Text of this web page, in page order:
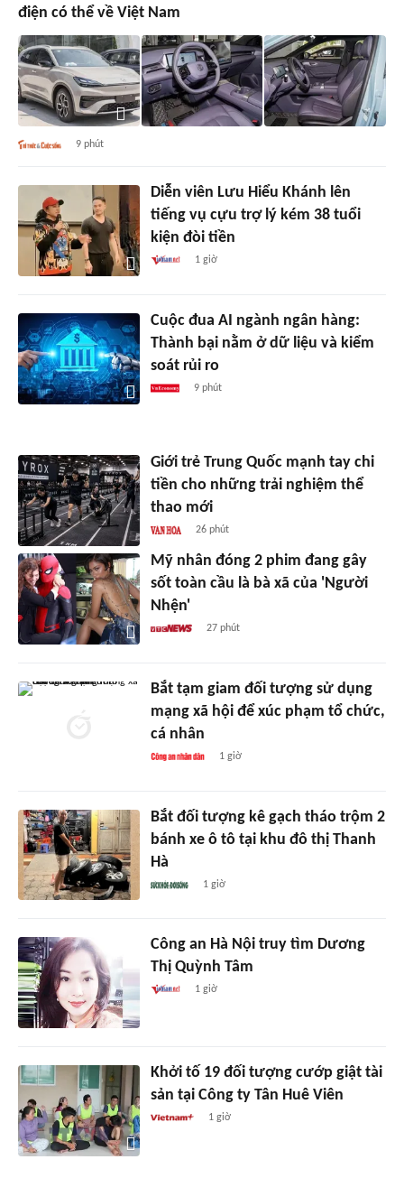
điện có thể về Việt Nam
9 phút
Diễn viên Lưu Hiểu Khánh lên
tiếng vụ cựu trợ lý kém 38 tuổi
kiện đòi tiền
1 giờ
Cuộc đua AI ngành ngân hàng:
Thành bại nằm ở dữ liệu và kiểm
soát rủi ro
9 phút
Giới trẻ Trung Quốc mạnh tay chi
tiền cho những trải nghiệm thể
thao mới
26 phút
Mỹ nhân đóng 2 phim đang gây
sốt toàn cầu là bà xã của 'Người
Nhện'
27 phút
Bắt tạm giam đối tượng sử dụng
mạng xã hội để xúc phạm tổ chức,
cá nhân
1 giờ
Bắt đối tượng kê gạch tháo trộm 2
bánh xe ô tô tại khu đô thị Thanh
Hà
1 giờ
Công an Hà Nội truy tìm Dương
Thị Quỳnh Tâm
1 giờ
Khởi tố 19 đối tượng cướp giật tài
sản tại Công ty Tân Huê Viên
1 giờ